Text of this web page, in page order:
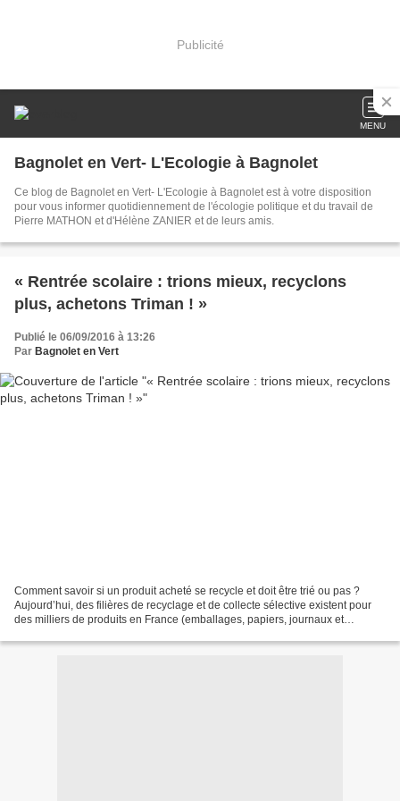
Publicité
MENU
Bagnolet en Vert- L'Ecologie à Bagnolet
Ce blog de Bagnolet en Vert- L'Ecologie à Bagnolet est à votre disposition
pour vous informer quotidiennement de l'écologie politique et du travail de
Pierre MATHON et d'Hélène ZANIER et de leurs amis.
« Rentrée scolaire : trions mieux, recyclons
plus, achetons Triman ! »
Publié le 06/09/2016 à 13:26
Par Bagnolet en Vert
Comment savoir si un produit acheté se recycle et doit être trié ou pas ?
Aujourd’hui, des filières de recyclage et de collecte sélective existent pour
des milliers de produits en France (emballages, papiers, journaux et